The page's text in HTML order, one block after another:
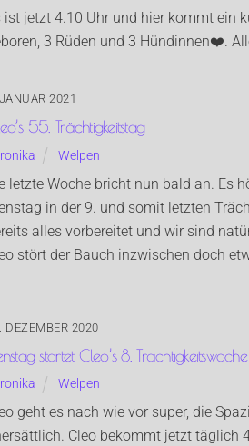
ist jetzt 4.10 Uhr und hier kommt ein
3 Rüden und 3 Hündinnen❤️.
2021
55. Trächtigkeitstag
Welpen
letzte Woche bricht nun bald an. Es
in der 9. und somit letzten
alles vorbereitet und wir sind
stört der Bauch inzwischen doch
DEZEMBER 2020
startet Cleo’s 8. Trächtigkeitswoche
Welpen
geht es nach wie vor super, die
Cleo bekommt jetzt täglich